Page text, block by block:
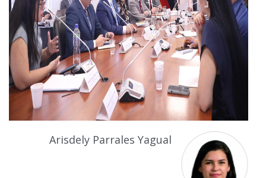
Arisdely Parrales Yagual